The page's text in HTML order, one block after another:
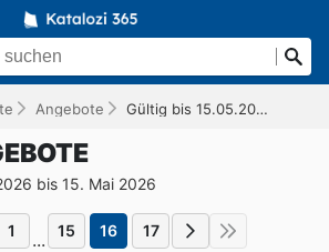
Angebote Gültig bis 15.05.2026
bis 15. Mai 2026
1 ... 15 16 17